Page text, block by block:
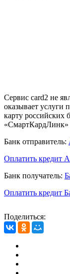
Сервис card2 не
оказывает услуги
карту российских
Банк отправитель:
Оплатить кредит
Банк получатель:
Оплатить кредит
Поделиться: